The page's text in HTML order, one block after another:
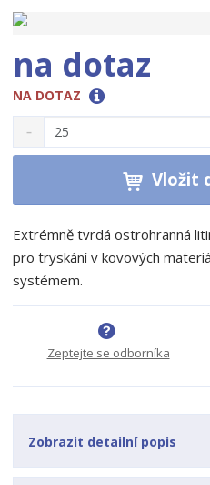
na dotaz
NA DOTAZ
m
i
p
o
č
e
S
n
í
m
n
o
ž
s
Vložit
Extrémně tvrdá ostrohranná
pro tryskání v kovových
systémem.
Zeptejte se odborníka
Zobrazit detailní popis